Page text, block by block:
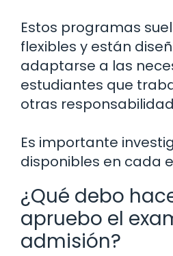
Estos programas
flexibles y están
adaptarse a las
estudiantes que
otras
Es importante
disponibles en cada
¿Qué debo
apruebo el
admisión?